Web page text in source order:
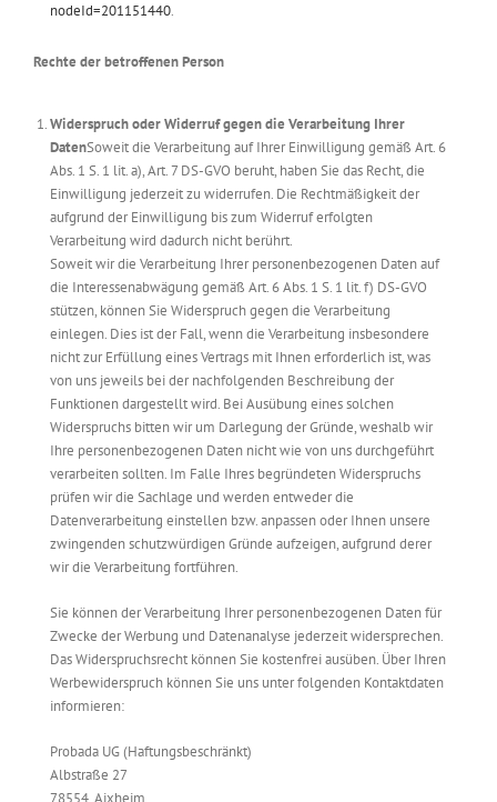
nodeId=201151440.
Rechte der betroffenen Person
Widerspruch oder Widerruf gegen die Verarbeitung Ihrer
DatenSoweit die Verarbeitung auf Ihrer Einwilligung gemäß Art. 6
Abs. 1 S. 1 lit. a), Art. 7 DS-GVO beruht, haben Sie das Recht, die
Einwilligung jederzeit zu widerrufen. Die Rechtmäßigkeit der
aufgrund der Einwilligung bis zum Widerruf erfolgten
Verarbeitung wird dadurch nicht berührt.
Soweit wir die Verarbeitung Ihrer personenbezogenen Daten auf
die Interessenabwägung gemäß Art. 6 Abs. 1 S. 1 lit. f) DS-GVO
stützen, können Sie Widerspruch gegen die Verarbeitung
einlegen. Dies ist der Fall, wenn die Verarbeitung insbesondere
nicht zur Erfüllung eines Vertrags mit Ihnen erforderlich ist, was
von uns jeweils bei der nachfolgenden Beschreibung der
Funktionen dargestellt wird. Bei Ausübung eines solchen
Widerspruchs bitten wir um Darlegung der Gründe, weshalb wir
Ihre personenbezogenen Daten nicht wie von uns durchgeführt
verarbeiten sollten. Im Falle Ihres begründeten Widerspruchs
prüfen wir die Sachlage und werden entweder die
Datenverarbeitung einstellen bzw. anpassen oder Ihnen unsere
zwingenden schutzwürdigen Gründe aufzeigen, aufgrund derer
wir die Verarbeitung fortführen.
Sie können der Verarbeitung Ihrer personenbezogenen Daten für
Zwecke der Werbung und Datenanalyse jederzeit widersprechen.
Das Widerspruchsrecht können Sie kostenfrei ausüben. Über Ihren
Werbewiderspruch können Sie uns unter folgenden Kontaktdaten
informieren:
Probada UG (Haftungsbeschränkt)
Albstraße 27
78554, Aixheim